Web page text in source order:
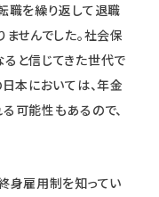
職を繰り返して退職
せんでした。社会保
と信じてきた世代で
本においては、年金
可能性もあるので、
身雇用制を知ってい